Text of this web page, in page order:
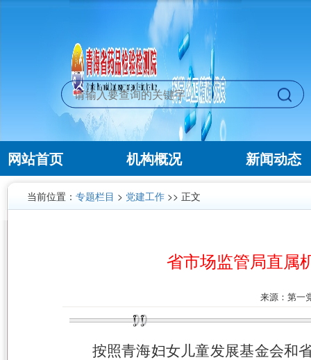
网站首页 机构概况 新闻动态
当前位置： 专题栏目 > 党建工作 >> 正文
省市场监管局直属
来源：第
按照青海妇女儿童发展基金会和